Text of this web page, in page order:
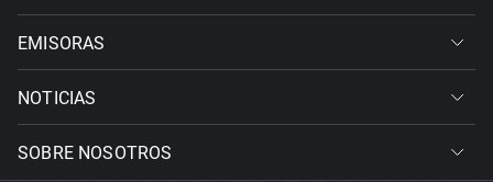
EMISORAS
NOTICIAS
SOBRE NOSOTROS